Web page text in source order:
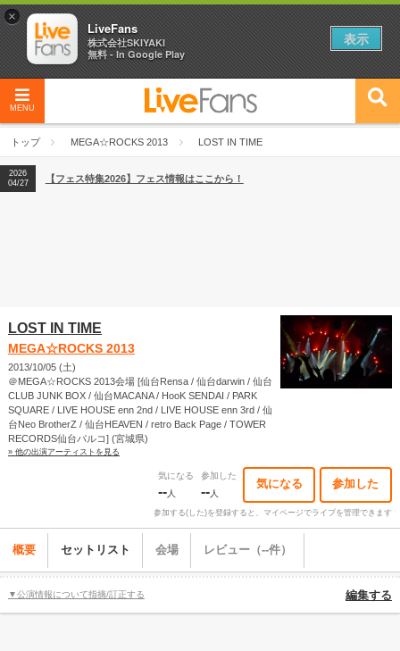
MENU
トップ MEGA☆ROCKS 2013 LOST IN TIME
2026
04/27
2026
【ライブ動員ランキング】2026年上半期編発表！
2026
04/27
【フェス特集2026】フェス情報はここから！
LOST IN TIME
MEGA☆ROCKS 2013
2013/10/05 (土)
＠MEGA☆ROCKS 2013会場 [仙台Rensa / 仙台darwin / 仙台
CLUB JUNK BOX / 仙台MACANA / HooK SENDAI / PARK
SQUARE / LIVE HOUSE enn 2nd / LIVE HOUSE enn 3rd / 仙
台Neo BrotherZ / 仙台HEAVEN / retro Back Page / TOWER
RECORDS仙台パルコ] (宮城県)
» 他の出演アーティストを見る
気になる
--人
参加した
--人
気になる 参加した
参加する(した)を登録すると、マイページでライブを管理できます
概要 セットリスト 会場 レビュー（--件）
▼公演情報について指摘/訂正する 編集する
×
LiveFans
株式会社SKIYAKI
無料 - In Google Play
表示